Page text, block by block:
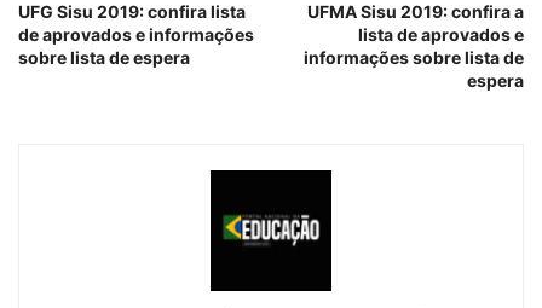
UFG Sisu 2019: confira lista
de aprovados e informações
sobre lista de espera
UFMA Sisu 2019: confira a
lista de aprovados e
informações sobre lista de
espera